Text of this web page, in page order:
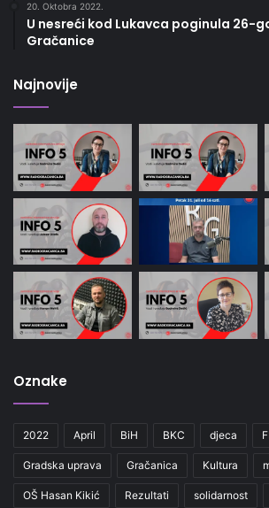
20. Oktobra 2022.
U nesreći kod Lukavca poginula 26-
Gračanice
Najnovije
Oznake
2022 April BiH BKC djeca
Gradska uprava Gračanica Kultura
OŠ Hasan Kikić Rezultati solidarnost